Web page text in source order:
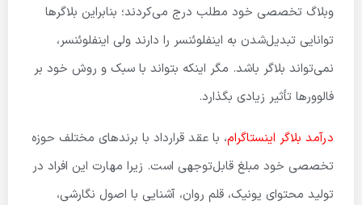
وبلاگ تخصصی خود مطلب درج می‌کردند؛ بنابراین بلاگرها
توانایی تبدیل‌شدن به اینفلوئنسر را دارند ولی اینفلوئنسر،
نمی‌تواند بلاگر باشد. مگر اینکه بتواند با سبک و روش خود بر
فالوورها تأثیر زیادی بگذارد.
درآمد بلاگر اینستاگرام، با عقد قرارداد با برندهای مختلف حوزه
تخصصی خود مبلغ قابل‌توجهی است. زیرا مهارت این افراد در
تولید محتوای یونیک، قلم روان، آشنایی با اصول نگارشی،